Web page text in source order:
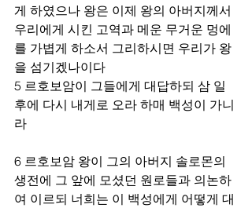
게 하였으나 왕은 이제 왕의 아버지께서
우리에게 시킨 고역과 메운 무거운 멍에
를 가볍게 하소서 그리하시면 우리가 왕
을 섬기겠나이다
5 르호보암이 그들에게 대답하되 삼 일
후에 다시 내게로 오라 하매 백성이 가니
라
6 르호보암 왕이 그의 아버지 솔로몬의
생전에 그 앞에 모셨던 원로들과 의논하
여 이르되 너희는 이 백성에게 어떻게 대